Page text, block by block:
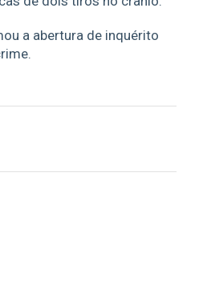
a abertura de inquérito